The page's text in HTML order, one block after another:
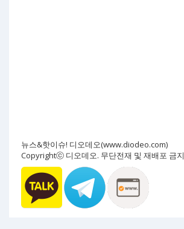
뉴스&핫이슈! 디오데오(www.diodeo.com)
Copyrightⓒ 디오데오. 무단전재 및 재배포 금지